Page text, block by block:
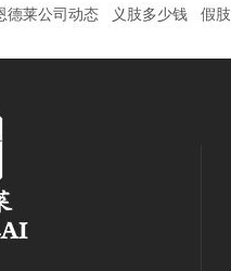
德莱公司动态 义肢多少钱 假